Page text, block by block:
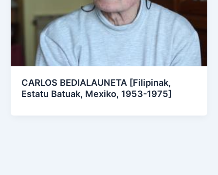
CARLOS BEDIALAUNETA [Filipinak,
Estatu Batuak, Mexiko, 1953-1975]